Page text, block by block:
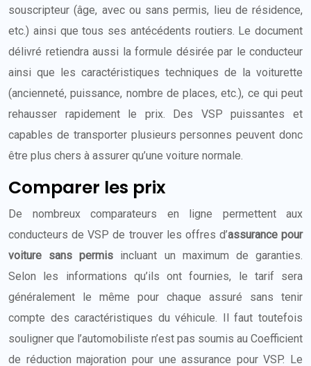
souscripteur (âge, avec ou sans permis, lieu de résidence,
etc.) ainsi que tous ses antécédents routiers. Le document
délivré retiendra aussi la formule désirée par le conducteur
ainsi que les caractéristiques techniques de la voiturette
(ancienneté, puissance, nombre de places, etc.), ce qui peut
rehausser rapidement le prix. Des VSP puissantes et
capables de transporter plusieurs personnes peuvent donc
être plus chers à assurer qu’une voiture normale.
Comparer les prix
De nombreux comparateurs en ligne permettent aux
conducteurs de VSP de trouver les offres d’assurance pour
voiture sans permis incluant un maximum de garanties.
Selon les informations qu’ils ont fournies, le tarif sera
généralement le même pour chaque assuré sans tenir
compte des caractéristiques du véhicule. Il faut toutefois
souligner que l’automobiliste n’est pas soumis au Coefficient
de réduction majoration pour une assurance pour VSP. Le